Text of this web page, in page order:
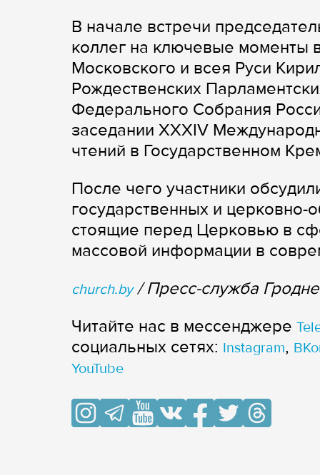
В начале встречи
коллег на ключевые моменты
Московского и всея Руси
Рождественских
Федерального Собрания
заседании XXXIV
чтений в Государственном
После чего участники
государственных и
стоящие перед Церковью в
массовой информации в
church.by/ Пресс-служба
Читайте нас в мессенджере
cоциальных сетях: Instagram,
YouTube